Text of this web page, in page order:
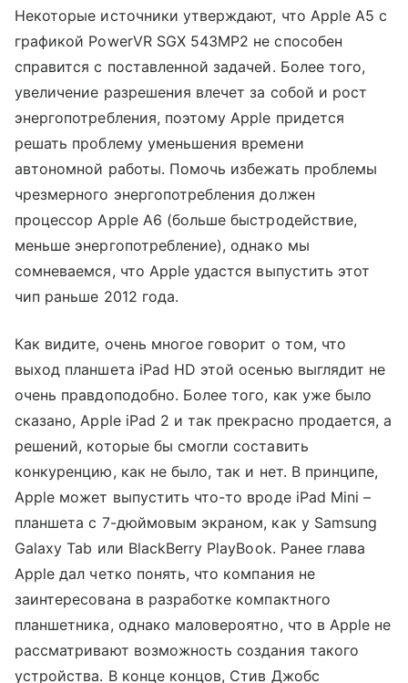
Некоторые источники утверждают, что Apple A5 с
графикой PowerVR SGX 543MP2 не способен
справится с поставленной задачей. Более того,
увеличение разрешения влечет за собой и рост
энергопотребления, поэтому Apple придется
решать проблему уменьшения времени
автономной работы. Помочь избежать проблемы
чрезмерного энергопотребления должен
процессор Apple A6 (больше быстродействие,
меньше энергопотребление), однако мы
сомневаемся, что Apple удастся выпустить этот
чип раньше 2012 года.
Как видите, очень многое говорит о том, что
выход планшета iPad HD этой осенью выглядит не
очень правдоподобно. Более того, как уже было
сказано, Apple iPad 2 и так прекрасно продается, а
решений, которые бы смогли составить
конкуренцию, как не было, так и нет. В принципе,
Apple может выпустить что-то вроде iPad Mini –
планшета с 7-дюймовым экраном, как у Samsung
Galaxy Tab или BlackBerry PlayBook. Ранее глава
Apple дал четко понять, что компания не
заинтересована в разработке компактного
планшетника, однако маловероятно, что в Apple не
рассматривают возможность создания такого
устройства. В конце концов, Стив Джобс